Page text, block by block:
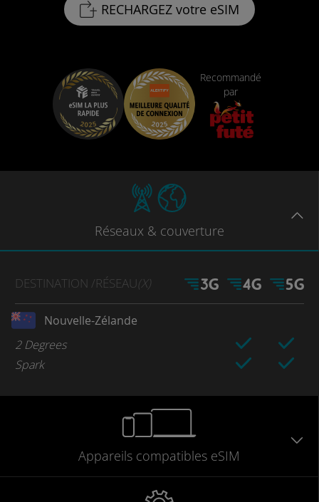
RECHARGEZ votre eSIM
Recommandé
par
Réseaux & couverture
DESTINATION /RÉSEAU(X)
Nouvelle-Zélande
2 Degrees
Spark
Appareils compatibles eSIM